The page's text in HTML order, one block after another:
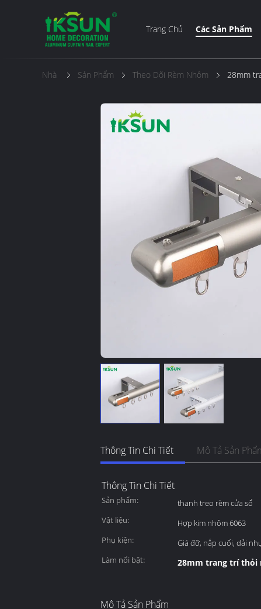
Trang Chủ Các Sản Phẩm
Nhà Sản Phẩm Theo Dõi Rèm Nhôm 28mm
Thông Tin Chi Tiết Mô Tả Sản
Thông Tin Chi Tiết
Sản phẩm: thanh treo rèm cửa sổ
Vật liệu:
Hợp kim nhôm 6063
Phụ kiện:
Giá đỡ, nắp cuối, dải
Làm nổi bật:
28mm trang trí thỏi
Mô Tả Sản Phẩm